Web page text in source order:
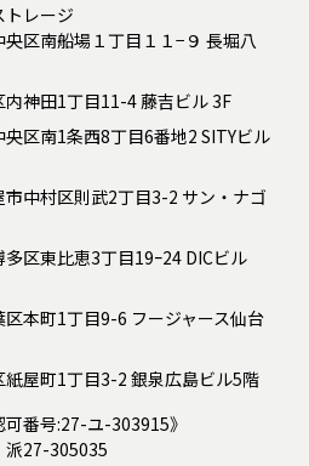
レージ
区南船場１丁目１１−９ 長堀八
神田1丁目11-4 藤吉ビル 3F
区南1条西8丁目6番地2 SITYビル
中村区則武2丁目3-2 サン・ナゴ
区東比恵3丁目19ｰ24 DICビル
本町1丁目9-6 フージャース仙台
屋町1丁目3-2 銀泉広島ビル5階
番号:27-ユ-303915》
派27-305035